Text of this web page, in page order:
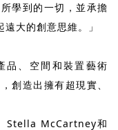
學到的一切，並承擔
大的創意思維。」
、空間和裝置藝術
創造出擁有超現實、
Stella McCartney和